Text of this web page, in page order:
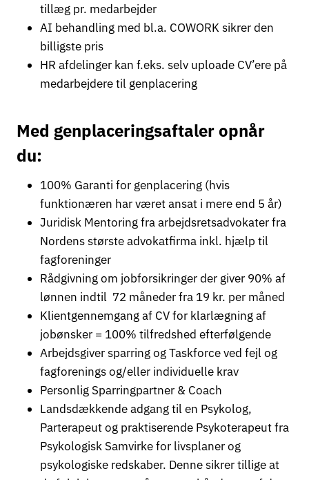
tillæg pr. medarbejder
AI behandling med bl.a. COWORK sikrer den
billigste pris
HR afdelinger kan f.eks. selv uploade CV’ere på
medarbejdere til genplacering
Med genplaceringsaftaler opnår
du:
100% Garanti for genplacering (hvis
funktionæren har været ansat i mere end 5 år)
Juridisk Mentoring fra arbejdsretsadvokater fra
Nordens største advokatfirma inkl. hjælp til
fagforeninger
Rådgivning om jobforsikringer der giver 90% af
lønnen indtil 72 måneder fra 19 kr. per måned
Klientgennemgang af CV for klarlægning af
jobønsker = 100% tilfredshed efterfølgende
Arbejdsgiver sparring og Taskforce ved fejl og
fagforenings og/eller individuelle krav
Personlig Sparringpartner & Coach
Landsdækkende adgang til en Psykolog,
Parterapeut og praktiserende Psykoterapeut fra
Psykologisk Samvirke for livsplaner og
psykologiske redskaber. Denne sikrer tillige at